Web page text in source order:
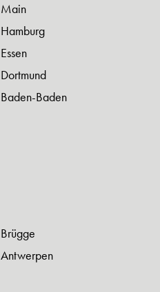
Main
Hamburg
Essen
Dortmund
Baden-Baden
Brügge
Antwerpen